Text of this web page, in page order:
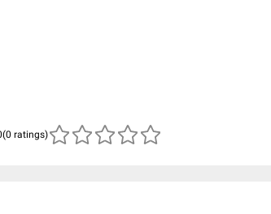
(0 ratings)